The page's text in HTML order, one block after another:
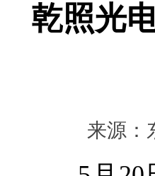
乾照光
来源：